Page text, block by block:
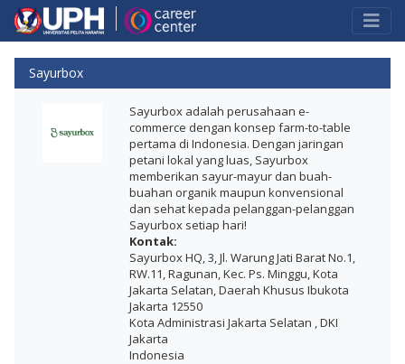
Sayurbox
Sayurbox adalah perusahaan e-
commerce dengan konsep farm-to-table
pertama di Indonesia. Dengan jaringan
petani lokal yang luas, Sayurbox
memberikan sayur-mayur dan buah-
buahan organik maupun konvensional
dan sehat kepada pelanggan-pelanggan
Sayurbox setiap hari!
Kontak:
Sayurbox HQ, 3, Jl. Warung Jati Barat No.1,
RW.11, Ragunan, Kec. Ps. Minggu, Kota
Jakarta Selatan, Daerah Khusus Ibukota
Jakarta 12550
Kota Administrasi Jakarta Selatan , DKI
Jakarta
Indonesia